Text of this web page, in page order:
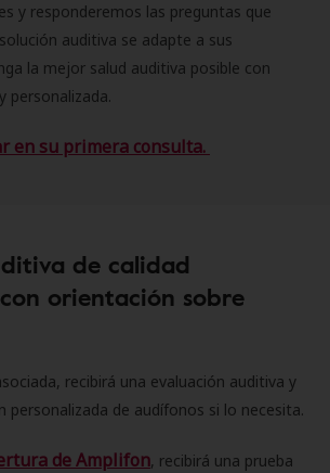
y responderemos las preguntas que
auditiva se adapte a sus
la mejor salud auditiva posible con
personalizada.
en su primera consulta.
de calidad
orientación sobre
recibirá una evaluación auditiva y
personalizada de audífonos si lo necesita.
de Amplifon, recibirá una prueba